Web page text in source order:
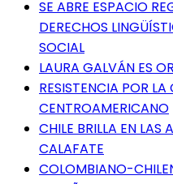
SE ABRE ESPACIO
DERECHOS
SOCIAL
LAURA GALVÁN ES
RESISTENCIA POR LA
CENTROAMERICANO
CHILE BRILLA EN LAS
CALAFATE
COLOMBIANO-